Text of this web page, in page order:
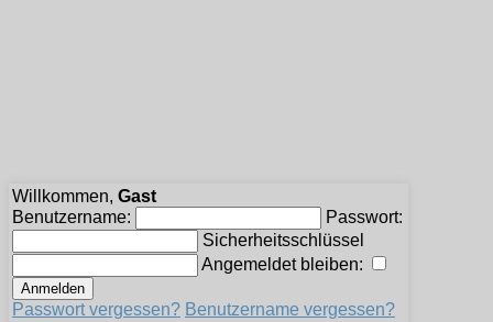
Willkommen, Gast
Benutzername:
Passwort:
Sicherheitsschlüssel
Angemeldet bleiben:
Passwort vergessen? Benutzername vergessen?